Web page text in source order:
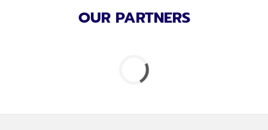
OUR PARTNERS